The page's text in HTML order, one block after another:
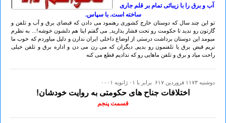
آب و برق را با زیبائی تمام بر قلم جاری
ساخته است. با سپاس.
تو این چند سال که دوستان خارج کشوری رهنمود می دادن که قبضای برق و آب و تلفن و
گازتون رو ندید تا حکومت رو تحت فشار بذارید, می گفتم اینا هم دلشون خوشه!... به نظرم
میومد این دوستان برداشت درستی از اوضاع داخلی ایران ندارن و دلیل میاوردم که خوب ما
نریم قبض برق یا تلفنمون رو بدیم, دیگران که می رن می دن و اداره برق و تلفن خیلی
راحت میاد و برق و تلفن ماهایی رو که ندادیم قطع می کنه
دوشنبه ۱۱۷۳ فروردين ۶۱۷ برابر با ۰۱ ژانويه ۰۰۰۱
اختلافات جناح های حکومتی به روایت خودشان!
قسمت پنجم